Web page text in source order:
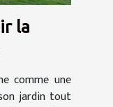
la
comme une
jardin tout